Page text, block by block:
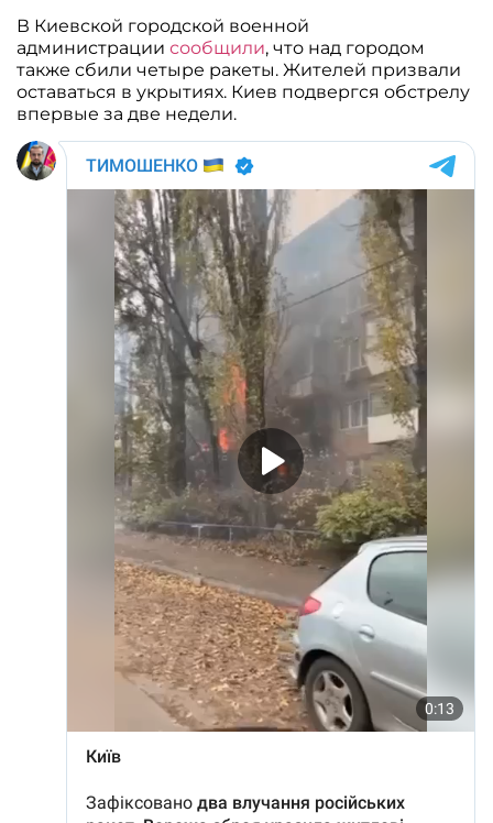
В Киевской городской военной
администрациисообщили, что над городом
также сбили четыре ракеты. Жителей призвали
оставаться в укрытиях. Киев подвергся обстрелу
впервые за две недели.